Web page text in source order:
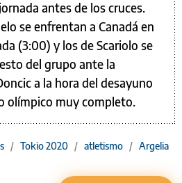
antes de los cruces.
se enfrentan a Canadá en
(3:00) y los de Scariolo se
del grupo ante la
a la hora del desayuno
olímpico muy completo.
/ Tokio 2020 / atletismo / Argelia